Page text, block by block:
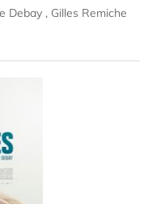
Debay , Gilles Remiche